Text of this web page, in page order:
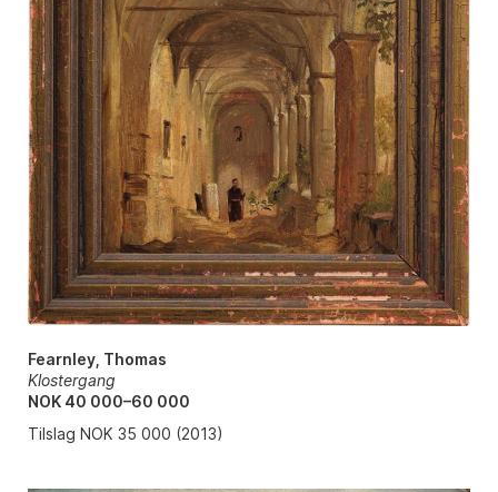
Fearnley, Thomas
Klostergang
NOK 40 000–60 000
Tilslag NOK 35 000 (2013)